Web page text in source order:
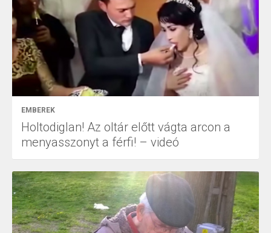
EMBEREK
Holtodiglan! Az oltár előtt vágta arcon a
menyasszonyt a férfi! – videó